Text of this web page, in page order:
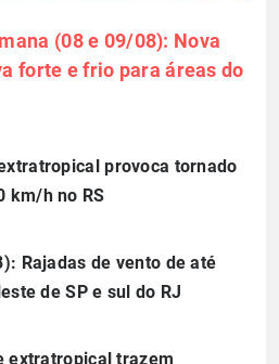
(08 e 09/08): Nova
forte e frio para áreas do
provoca tornado
km/h no RS
Rajadas de vento de até
de SP e sul do RJ
extratropical trazem